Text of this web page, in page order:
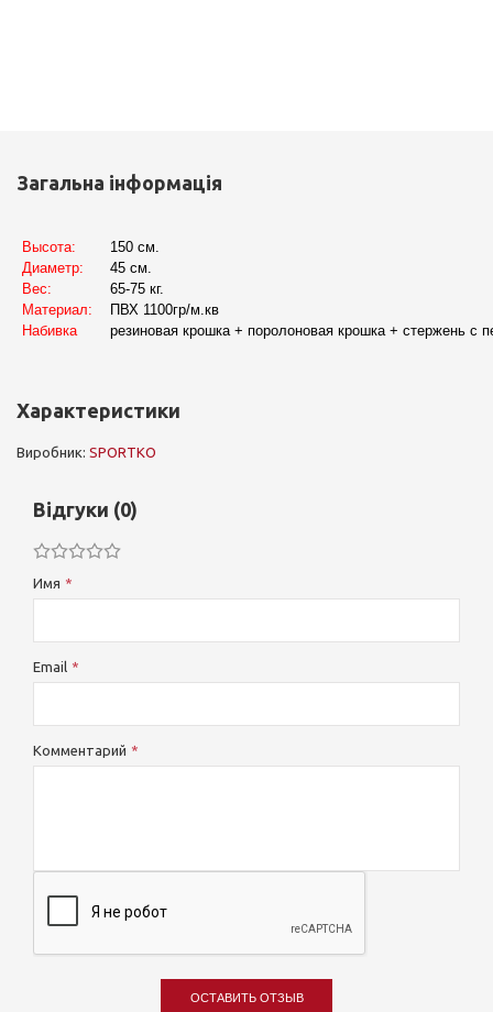
Загальна інформація
Высота:
150 см.
Диаметр:
45 см.
Вес:
65-75 кг.
Материал:
ПВХ 1100гр/м.кв
Набивка
резиновая крошка + поролоновая крошка + стержень с
Характеристики
Виробник: SPORTKO
Відгуки (0)
Имя
Email
Комментарий
ОСТАВИТЬ ОТЗЫВ